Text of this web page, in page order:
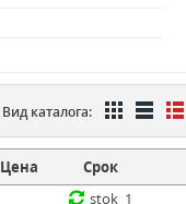
Вид каталога:
Цена Срок
stok_1